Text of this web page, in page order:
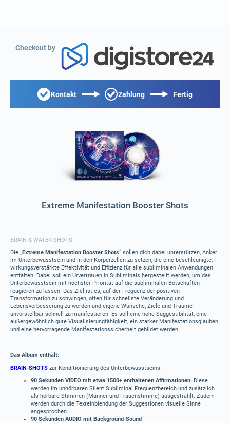
Checkout by
Kontakt Zahlung Fertig
Extreme Manifestation Booster Shots
BRAIN & WATER SHOTS
Die „Extreme Manifestation Booster Shots“ sollen dich dabei unterstützen, Anker
im Unterbewusstsein und in den Körperzellen zu setzen, die eine beschleunigte,
wirkungsverstärkte Effektivität und Effizienz für alle subliminalen Anwendungen
entfalten. Dabei soll ein Urvertrauen in Subliminals hergestellt werden, um das
Unterbewusstsein mit höchster Priorität auf die subliminalen Botschaften
reagieren zu lassen. Das Ziel ist es, auf der Frequenz der positiven
Transformation zu schwingen, offen für schnellste Veränderung und
Lebensverbesserung zu werden und eigene Wünsche, Ziele und Träume
unvorstellbar schnell zu manifestieren. Es soll eine hohe Suggestibilität, eine
außergewöhnlich gute Visualisierungfähigkeit, ein starker Manifestationsglauben
und eine hervorragende Manifestationssicherheit gebildet werden.
Das Album enthält:
BRAIN-SHOTS zur Konditionierung des Unterbewusstseins.
90 Sekunden VIDEO mit etwa 1500+ enthaltenen Affirmationen. Diese
werden im unhörbaren Silent Subliminal Frequenzbereich und zusätzlich
als hörbare Stimmen (Männer und Frauenstimme) ausgestrahlt. Zudem
werden durch die Texteinblendung der Suggestionen visuelle Sinne
angesprochen.
90 Sekunden AUDIO mit Background-Sound